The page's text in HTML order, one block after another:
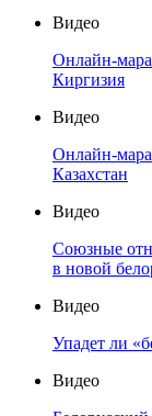
Видео
Онлайн-
Киргизия
Видео
Онлайн-
Казахстан
Видео
Союзные
в новой
Видео
Упадет ли
Видео